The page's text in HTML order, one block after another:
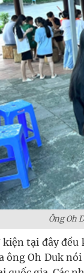
Ông Oh
tại đây đều
ông Oh Duk